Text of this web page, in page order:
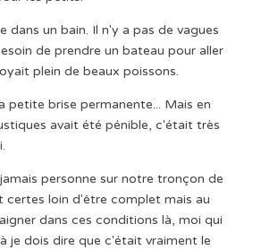
un bain. Il n'y a pas de vagues
de prendre un bateau pour aller
plein de beaux poissons.
brise permanente... Mais en
avait été pénible, c'était très
personne sur notre tronçon de
certes loin d'être complet mais au
dans ces conditions là, moi qui
je dois dire que c'était vraiment le